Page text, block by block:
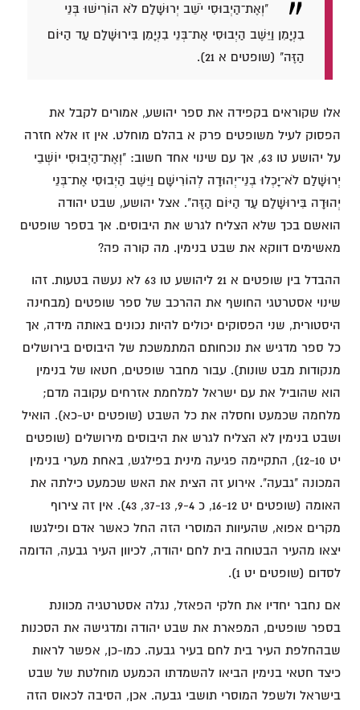
"וְאֶת־הַיְבוּסִי יֹשֵׁב יְרוּשָׁלִַם לֹא הוֹרִישׁוּ בְּנֵי
בִנְיָמִן וַיֵּשֶׁב הַיְבוּסִי אֶת־בְּנֵי בִנְיָמִן בִּירוּשָׁלִַם עַד הַיּוֹם
הַזֶּה" (שופטים א 21).
אלו שקוראים בקפידה את ספר יהושע, אמורים לקבל את
הפסוק לעיל משופטים פרק א בהלם מוחלט. אין זו אלא חזרה
על יהושע טו 63, אך עם שינוי אחד חשוב: "וְאֶת־הַיְבוּסִי יוֹשְׁבֵי
יְרוּשָׁלִַם לֹא־יָכְלוּ בְנֵי־יְהוּדָה לְהוֹרִישָׁם וַיֵּשֶׁב הַיְבוּסִי אֶת־בְּנֵי
יְהוּדָה בִּירוּשָׁלִַם עַד הַיּוֹם הַזֶּה". אצל יהושע, שבט יהודה
הואשם בכך שלא הצליח לגרש את היבוסים. אך בספר שופטים
מאשימים דווקא את שבט בנימין. מה קורה פה?
ההבדל בין שופטים א 21 ליהושע טו 63 לא נעשה בטעות. זהו
שינוי אסטרטגי החושף את ההרכב של ספר שופטים (מבחינה
היסטורית, שני הפסוקים יכולים להיות נכונים באותה מידה, אך
כל ספר מדגיש את נוכחותם המתמשכת של היבוסים בירושלים
מנקודות מבט שונות). עבור מחבר שופטים, חטאו של בנימין
הוא שהוביל את עם ישראל למלחמת אזרחים עקובה מדם;
מלחמה שכמעט וחסלה את כל השבט (שופטים יט-כא). הואיל
ושבט בנימין לא הצליח לגרש את היבוסים מירושלים (שופטים
יט 12-10), התקיימה פגיעה מינית בפילגש, באחת מערי בנימין
המכונה "גבעה". אירוע זה הצית את האש שכמעט כילתה את
האומה (שופטים יט 16-12, כ 9-4, 37-13, 43). אין זה צירוף
מקרים אפוא, שהעיוות המוסרי הזה החל כאשר אדם ופילגשו
יצאו מהעיר הבטוחה בית לחם יהודה, לכיוון העיר גבעה, הדומה
לסדום (שופטים יט 1).
אם נחבר יחדיו את חלקי הפאזל, נגלה אסטרטגיה מכוונת
בספר שופטים, המפארת את שבט יהודה ומדגישה את הסכנות
שבהחלפת העיר בית לחם בעיר גבעה. כמו-כן, אפשר לראות
כיצד חטאי בנימין הביאו להשמדתו הכמעט מוחלטת של שבט
בישראל ולשפל המוסרי תושבי גבעה. אכן, הסיבה לכאוס הזה